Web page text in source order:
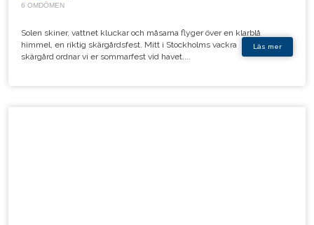
6 OMDÖMEN
Solen skiner, vattnet kluckar och måsarna flyger över en klarblå
himmel, en riktig skärgårdsfest. Mitt i Stockholms vackra
skärgård ordnar vi er sommarfest vid havet....
Läs mer